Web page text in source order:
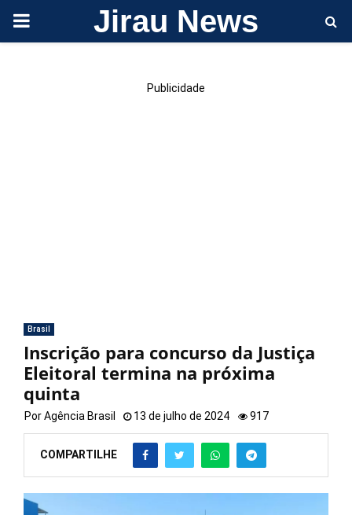
PRIMARY Jirau News
Publicidade
Brasil
Inscrição para concurso da Justiça
Eleitoral termina na próxima
quinta
PorAgência Brasil 13 de julho de 2024 917
COMPARTILHE